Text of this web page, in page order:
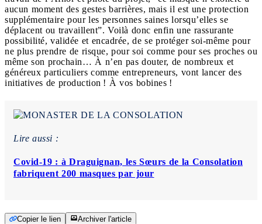
aucun moment des gestes barrières, mais il est une protection
supplémentaire pour les personnes saines lorsqu’elles se
déplacent ou travaillent”. Voilà donc enfin une rassurante
possibilité, validée et encadrée, de se protéger soi-même pour
ne plus prendre de risque, pour soi comme pour ses proches ou
même son prochain… À n’en pas douter, de nombreux et
généreux particuliers comme entrepreneurs, vont lancer des
initiatives de production ! À vos bobines !
Lire aussi :
Covid-19 : à Draguignan, les Sœurs de la Consolation
fabriquent 200 masques par jour
Copier le lien Archiver l'article